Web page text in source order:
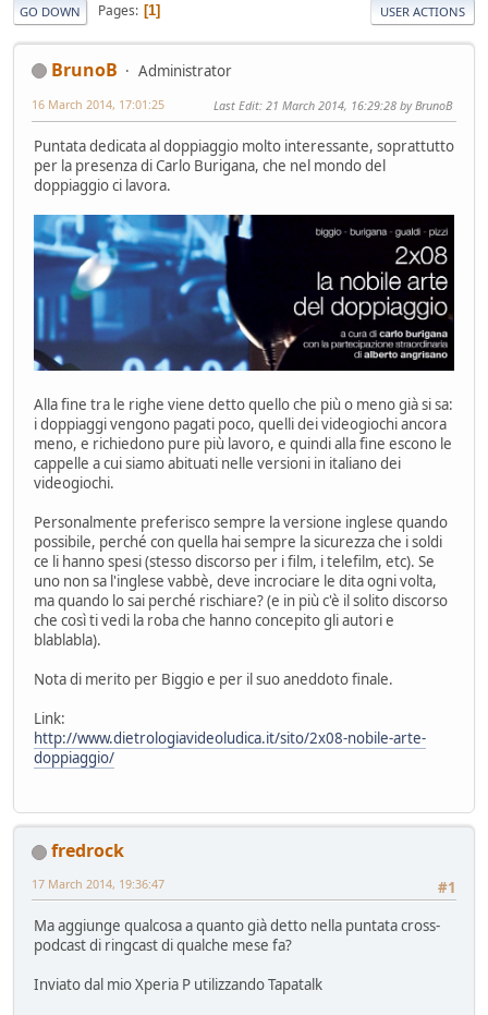
GO DOWN Pages 1 USER ACTIONS
BrunoB Administrator
16 March 2014, 17:01:25 Last Edit: 21 March 2014, 16:29:28 by BrunoB
Puntata dedicata al doppiaggio molto interessante, soprattutto
per la presenza di Carlo Burigana, che nel mondo del
doppiaggio ci lavora.
Alla fine tra le righe viene detto quello che più o meno già si sa:
i doppiaggi vengono pagati poco, quelli dei videogiochi ancora
meno, e richiedono pure più lavoro, e quindi alla fine escono le
cappelle a cui siamo abituati nelle versioni in italiano dei
videogiochi.
Personalmente preferisco sempre la versione inglese quando
possibile, perché con quella hai sempre la sicurezza che i soldi
ce li hanno spesi (stesso discorso per i film, i telefilm, etc). Se
uno non sa l'inglese vabbè, deve incrociare le dita ogni volta,
ma quando lo sai perché rischiare? (e in più c'è il solito discorso
che così ti vedi la roba che hanno concepito gli autori e
blablabla).
Nota di merito per Biggio e per il suo aneddoto finale.
Link:
http://www.dietrologiavideoludica.it/sito/2x08-nobile-arte-
doppiaggio/
fredrock
#1
17 March 2014, 19:36:47
Ma aggiunge qualcosa a quanto già detto nella puntata cross-
podcast di ringcast di qualche mese fa?
Inviato dal mio Xperia P utilizzando Tapatalk